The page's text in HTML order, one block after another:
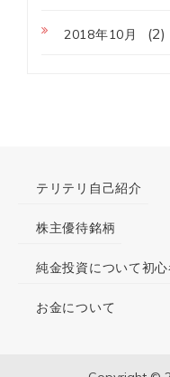
2018年10月 (2)
テリテリ自己紹介
株主優待銘柄
純金投資について初
お金について